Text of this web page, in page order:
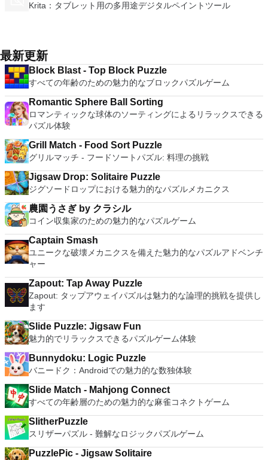
Krita：タブレット用の多用途デジタルペイントツール
最新更新
Block Blast - Top Block Puzzle
すべての年齢のための魅力的なブロックパズルゲーム
Romantic Sphere Ball Sorting
ロマンティックな球体のソーティングによるリラックスできる
パズル体験
Grill Match - Food Sort Puzzle
グリルマッチ - フードソートパズル: 料理の挑戦
Jigsaw Drop: Solitaire Puzzle
ジグソードロップにおける魅力的なパズルメカニクス
農園うさぎ by クラシル
コイン収集家のための魅力的なパズルゲーム
Captain Smash
ユニークな破壊メカニクスを備えた魅力的なパズルアドベンチ
ャー
Zapout: Tap Away Puzzle
Zapout: タップアウェイパズルは魅力的な論理的挑戦を提供し
ます
Slide Puzzle: Jigsaw Fun
魅力的でリラックスできるパズルゲーム体験
Bunnydoku: Logic Puzzle
バニードク：Androidでの魅力的な数独体験
Slide Match - Mahjong Connect
すべての年齢層のための魅力的な麻雀コネクトゲーム
SlitherPuzzle
スリザーパズル - 難解なロジックパズルゲーム
PuzzlePic - Jigsaw Solitaire